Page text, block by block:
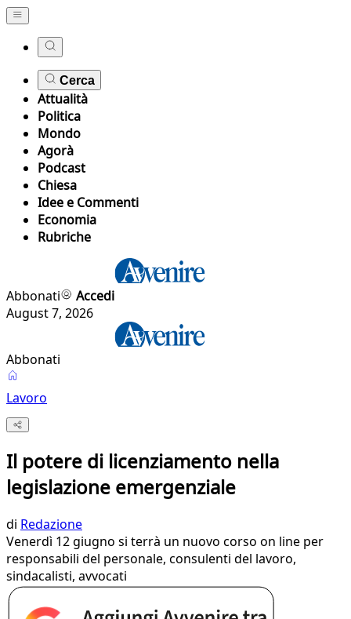
Cerca
Attualità
Politica
Mondo
Agorà
Podcast
Chiesa
Idee e Commenti
Economia
Rubriche
Abbonati
Accedi
August 7, 2026
Abbonati
Lavoro
Il potere di licenziamento nella
legislazione emergenziale
di Redazione
Venerdì 12 giugno si terrà un nuovo corso on line per
responsabili del personale, consulenti del lavoro,
sindacalisti, avvocati